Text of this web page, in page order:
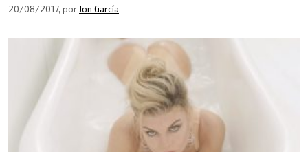
20/08/2017, por Jon García